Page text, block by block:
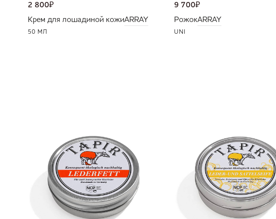
2 800₽
Крем для лошадиной кожиARRAY
50 МЛ
9 700₽
РожокARRAY
UNI